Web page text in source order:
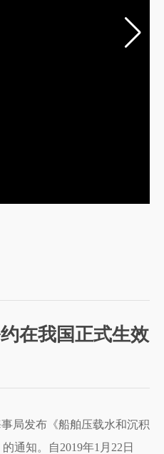
在我国正式生效
局发布《船舶压载水和沉积
通知。自2019年1月22日